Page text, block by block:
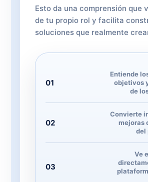
Esto da una comprensión que
de tu propio rol y facilita
soluciones que realmente
01
Entiende
objetivos
de
02
Convierte
mejoras
del
03
Ve